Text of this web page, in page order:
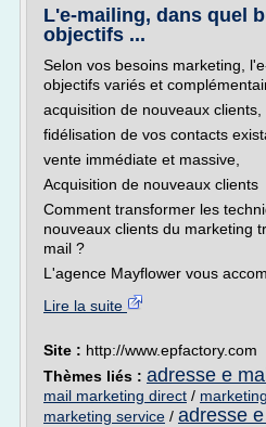
L'e-mailing, dans quel
objectifs ...
Selon vos besoins marketing,
objectifs variés et
acquisition de nouveaux clients,
fidélisation de vos contacts
vente immédiate et massive,
Acquisition de nouveaux clients
Comment transformer les
nouveaux clients du marketing
mail ?
L'agence Mayflower vous
Lire la suite
Site : http://www.epfactory.com
Thèmes liés : adresse e
mail marketing direct /
marketing service / adresse